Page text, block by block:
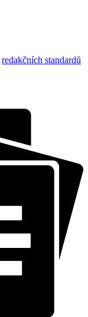
redakčních standardů